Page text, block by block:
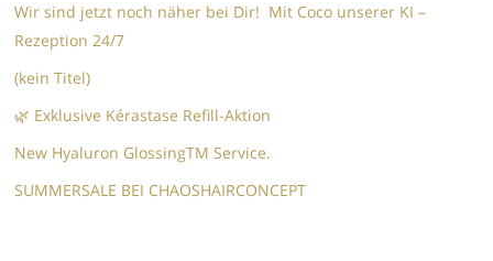
Wir sind jetzt noch näher bei Dir! Mit Coco unserer KI –
Rezeption 24/7
(kein Titel)
🌿 Exklusive Kérastase Refill-Aktion
New Hyaluron GlossingTM​ Service.​
SUMMERSALE BEI CHAOSHAIRCONCEPT